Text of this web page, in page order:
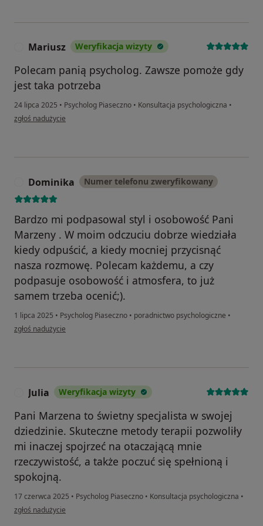
Mariusz Weryfikacja wizyty
Polecam panią psycholog. Zawsze pomoże gdy
jest taka potrzeba
24 lipca 2025 • Psycholog Piaseczno • Konsultacja psychologiczna •
w opinii użytkownika Mariusz
zgłoś nadużycie
Dominika Numer telefonu zweryfikowany
Bardzo mi podpasowal styl i osobowość Pani
Marzeny . W moim odczuciu dobrze wiedziała
kiedy odpuścić, a kiedy mocniej przycisnąć
nasza rozmowę. Polecam każdemu, a czy
podpasuje osobowość i atmosfera, to już
samem trzeba ocenić;).
1 lipca 2025 • Psycholog Piaseczno • poradnictwo psychologiczne •
w opinii użytkownika Dominika
zgłoś nadużycie
Julia Weryfikacja wizyty
Pani Marzena to świetny specjalista w swojej
dziedzinie. Skuteczne metody terapii pozwoliły
mi inaczej spojrzeć na otaczającą mnie
rzeczywistość, a także poczuć się spełnioną i
spokojną.
17 czerwca 2025 • Psycholog Piaseczno • Konsultacja psychologiczna •
w opinii użytkownika Julia
zgłoś nadużycie